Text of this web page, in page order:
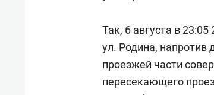
Так, 6 августа в
ул. Родина, напротив
проезжей части
пересекающего